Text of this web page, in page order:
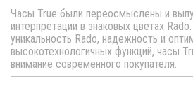
Часы True были переосмыслены и
интерпретации в знаковых цветах
уникальность Rado, надежность и
высокотехнологичных функций, часы
внимание современного покупателя.